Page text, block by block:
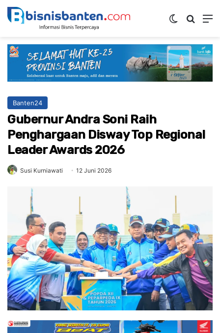
Switch skin
Banten24
Gubernur Andra Soni Raih
Penghargaan Disway Top Regional
Leader Awards 2026
Susi Kurniawati 12 Juni 2026